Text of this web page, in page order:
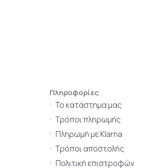
Πληροφορίες
Το κατάστημα μας
Τρόποι πληρωμής
Πληρωμή με Klarna
Τρόποι αποστολής
Πολιτική επιστροφών